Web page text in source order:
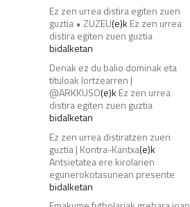
Ez zen urrea distira egiten zuen
guztia • ZUZEU(e)k Ez zen urrea
distira egiten zuen guztia
bidalketan
Denak ez du balio dominak eta
tituloak lortzearren |
@ARKKUSO(e)k Ez zen urrea
distira egiten zuen guztia
bidalketan
Ez zen urrea distiratzen zuen
guztia | Kontra-Kantxa(e)k
Antsietatea ere kirolarien
egunerokotasunean presente
bidalketan